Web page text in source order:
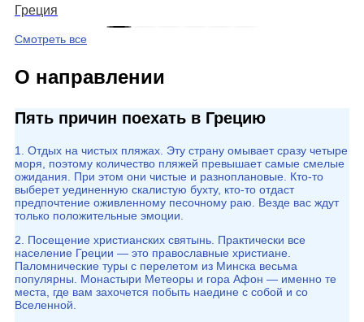
Греция
Смотреть все
О направлении
Пять причин поехать в Грецию
1. Отдых на чистых пляжах. Эту страну омывает сразу четыре
моря, поэтому количество пляжей превышает самые смелые
ожидания. При этом они чистые и разноплановые. Кто-то
выберет уединенную скалистую бухту, кто-то отдаст
предпочтение оживленному песочному раю. Везде вас ждут
только положительные эмоции.
2. Посещение христианских святынь. Практически все
население Греции — это православные христиане.
Паломнические туры с перелетом из Минска весьма
популярны. Монастыри Метеоры и гора Афон — именно те
места, где вам захочется побыть наедине с собой и со
Вселенной.